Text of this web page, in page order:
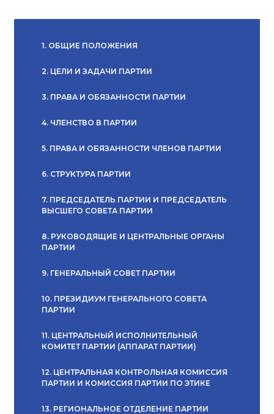
1. ОБЩИЕ ПОЛОЖЕНИЯ
2. ЦЕЛИ И ЗАДАЧИ ПАРТИИ
3. ПРАВА И ОБЯЗАННОСТИ ПАРТИИ
4. ЧЛЕНСТВО В ПАРТИИ
5. ПРАВА И ОБЯЗАННОСТИ ЧЛЕНОВ ПАРТИИ
6. СТРУКТУРА ПАРТИИ
7. ПРЕДСЕДАТЕЛЬ ПАРТИИ И ПРЕДСЕДАТЕЛЬ
ВЫСШЕГО СОВЕТА ПАРТИИ
8. РУКОВОДЯЩИЕ И ЦЕНТРАЛЬНЫЕ ОРГАНЫ
ПАРТИИ
9. ГЕНЕРАЛЬНЫЙ СОВЕТ ПАРТИИ
10. ПРЕЗИДИУМ ГЕНЕРАЛЬНОГО СОВЕТА
ПАРТИИ
11. ЦЕНТРАЛЬНЫЙ ИСПОЛНИТЕЛЬНЫЙ
КОМИТЕТ ПАРТИИ (АППАРАТ ПАРТИИ)
12. ЦЕНТРАЛЬНАЯ КОНТРОЛЬНАЯ КОМИССИЯ
ПАРТИИ И КОМИССИЯ ПАРТИИ ПО ЭТИКЕ
13. РЕГИОНАЛЬНОЕ ОТДЕЛЕНИЕ ПАРТИИ